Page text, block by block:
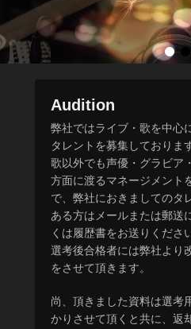
• •
Audition
2
0
1
8
年
9
月
2
8
に
r
弊社ではライブ・歌を中心
タレントを募集しておりま
歌以外でも声優・グラビア
方面に渡るマネージメント
で、弊社におきましてのタ
ある方はメールまたは郵送
くは履歴書をお送りくださ
選考後合格者には弊社より
をさせて頂きます。
尚、頂きました資料は選考
かりさせて頂くと共に、返